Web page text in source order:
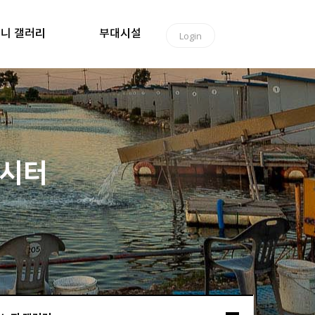
갤러리 부대시설 Login
터